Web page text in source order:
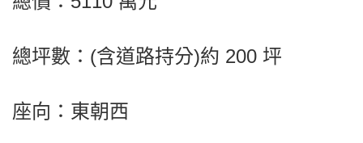
總坪數：(含道路持分)約 200 坪
座向：東朝西